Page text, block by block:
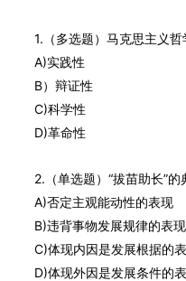
1.（多选题）马克思主义
A)实践性
B）辩证性
C)科学性
D)革命性
2.（单选题）“拔苗助长”的
A)否定主观能动性的表现
B)违背事物发展规律的表现
C)体现内因是发展根据的
D)体现外因是发展条件的